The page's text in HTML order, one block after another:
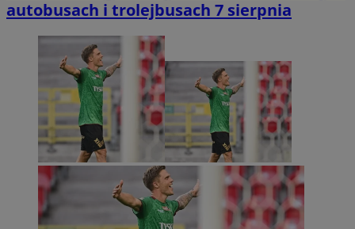
autobusach i trolejbusach 7 sierpnia